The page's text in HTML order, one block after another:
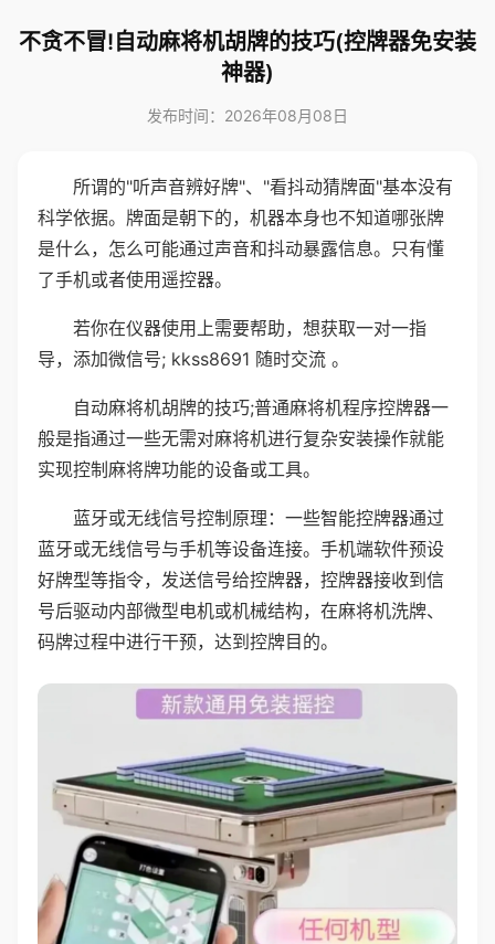
不贪不冒!自动麻将机胡牌的技巧(控牌器免安装
神器)
发布时间：2026年08月08日
所谓的"听声音辨好牌"、"看抖动猜牌面"基本没有
科学依据。牌面是朝下的，机器本身也不知道哪张牌
是什么，怎么可能通过声音和抖动暴露信息。只有懂
了手机或者使用遥控器。
若你在仪器使用上需要帮助，想获取一对一指
导，添加微信号; kkss8691 随时交流 。
自动麻将机胡牌的技巧;普通麻将机程序控牌器一
般是指通过一些无需对麻将机进行复杂安装操作就能
实现控制麻将牌功能的设备或工具。
蓝牙或无线信号控制原理：一些智能控牌器通过
蓝牙或无线信号与手机等设备连接。手机端软件预设
好牌型等指令，发送信号给控牌器，控牌器接收到信
号后驱动内部微型电机或机械结构，在麻将机洗牌、
码牌过程中进行干预，达到控牌目的。